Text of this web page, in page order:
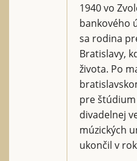
1940 vo
bankového
sa rodina
Bratislavy,
života. Po
pre
divadelnej
múzických
ukončil v